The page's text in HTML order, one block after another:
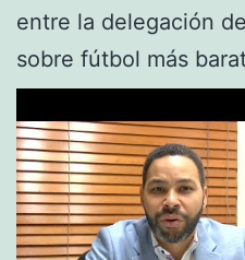
entre la delegación
sobre fútbol más